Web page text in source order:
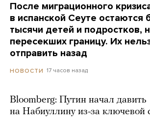
После миграционного
в испанской Сеуте остаются
тысячи детей и подростков,
пересекших границу. Их
отправить назад
НОВОСТИ 17 часов назад
Bloomberg: Путин начал давить
на Набиуллину из-за ключевой